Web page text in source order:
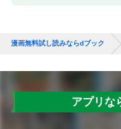
漫画無料試し読みならdブック
アプリな